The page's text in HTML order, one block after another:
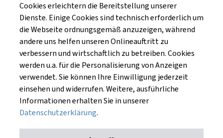
Die Kaack Terminhandel GmbH ist ein
Finanzdienstleistungsinstitut für die europäischen
Agrarterminbörsen.
Kaack Terminhandel GmbH
Am Markt 8
49661 Cloppenburg
Cookies erleichtern die Bereitstellung unserer
Dienste. Einige Cookies sind technisch erforderlich um
die Webseite ordnungsgemäß anzuzeigen, während
andere uns helfen unseren Onlineauftritt zu
verbessern und wirtschaftlich zu betreiben. Cookies
werden u.a. für die Personalisierung von Anzeigen
verwendet. Sie können Ihre Einwilligung jederzeit
einsehen und widerrufen. Weitere, ausführliche
Informationen erhalten Sie in unserer
Datenschutzerklärung.